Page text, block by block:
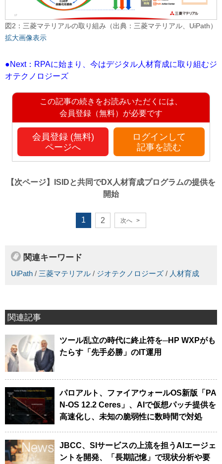
図2：三菱マテリアルの取り組み（出典：三菱マテリアル、UiPath）
拡大画像表示
●Next：RPAに始まり、今はデジタル人材育成に取り組むジ
オテクノロジーズ
この記事の続きをお読みいただくには、
会員登録（無料）が必要です
会員登録 (無料)
ページへ
ログインして
記事を読む
【次ページ】
ISIDと共同でDX人材育成プログラムの提供を
開始
1 2 次へ >
関連キーワード
UiPath / 三菱マテリアル / ジオテクノロジーズ / 人材育成
関連記事
ツール乱立の時代に終止符を─HP WXPがも
たらす「先手必勝」のIT運用
パロアルト、ファイアウォールOS新版「PA
N-OS 12.2 Ceres」、AIで仮想パッチ提供を
高速化し、未知の脆弱性に数時間で対処
JBCC、SIサービスの上流を担うAIエージェ
ントを開発、「長期記憶」で現状分析や要